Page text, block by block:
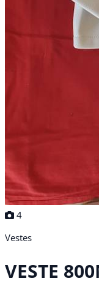
4
Vestes
VESTE